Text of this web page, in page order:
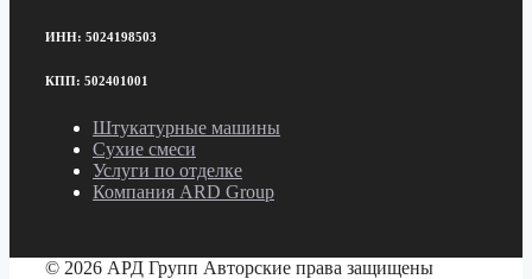
ИНН: 5024198503
КПП: 502401001
Штукатурные машины
Сухие смеси
Услуги по отделке
Компания ARD Group
© 2026 АРД Групп Авторские права защищены